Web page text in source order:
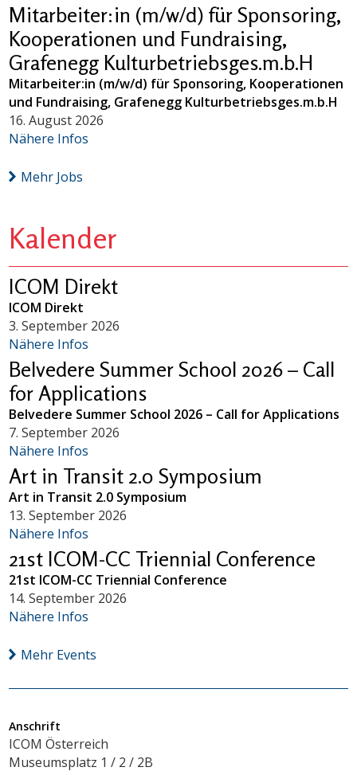
Mitarbeiter:in (m/w/d) für Sponsoring,
Kooperationen und Fundraising,
Grafenegg Kulturbetriebsges.m.b.H
Mitarbeiter:in (m/w/d) für Sponsoring, Kooperationen
und Fundraising, Grafenegg Kulturbetriebsges.m.b.H
16. August 2026
Nähere Infos
Mehr Jobs
Kalender
ICOM Direkt
ICOM Direkt
3. September 2026
Nähere Infos
Belvedere Summer School 2026 – Call
for Applications
Belvedere Summer School 2026 – Call for Applications
7. September 2026
Nähere Infos
Art in Transit 2.0 Symposium
Art in Transit 2.0 Symposium
13. September 2026
Nähere Infos
21st ICOM-CC Triennial Conference
21st ICOM-CC Triennial Conference
14. September 2026
Nähere Infos
Mehr Events
Anschrift
ICOM Österreich
Museumsplatz 1 / 2 / 2B